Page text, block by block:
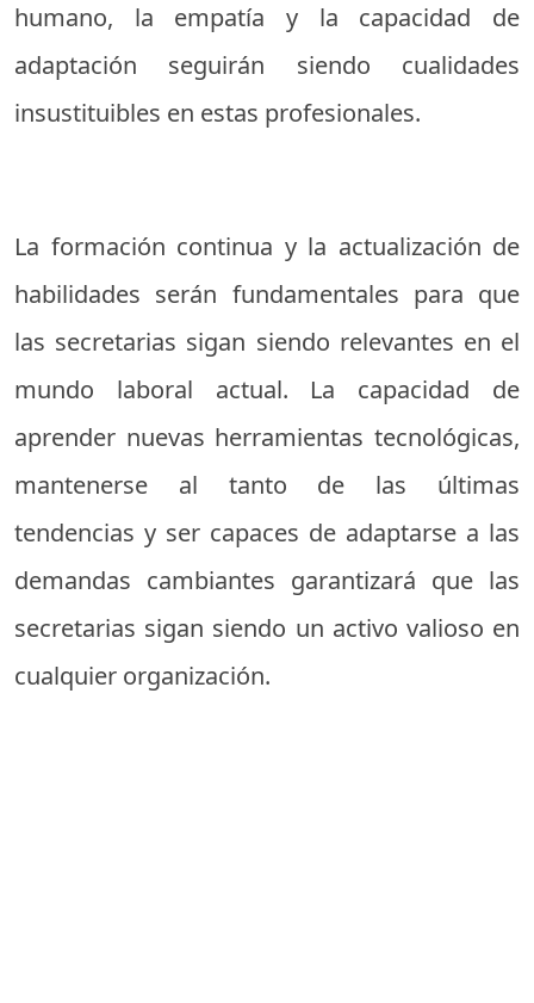
humano, la empatía y la capacidad de
adaptación seguirán siendo cualidades
insustituibles en estas profesionales.
La formación continua y la actualización de
habilidades serán fundamentales para que
las secretarias sigan siendo relevantes en el
mundo laboral actual. La capacidad de
aprender nuevas herramientas tecnológicas,
mantenerse al tanto de las últimas
tendencias y ser capaces de adaptarse a las
demandas cambiantes garantizará que las
secretarias sigan siendo un activo valioso en
cualquier organización.